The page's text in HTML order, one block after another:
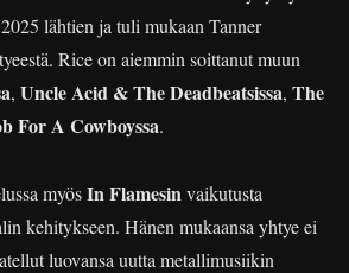
lähtien ja tuli mukaan Tanner
Rice on aiemmin soittanut muun
, Uncle Acid & The Deadbeatsissa, The
For A Cowboyssa.
myösIn Flamesinvaikutusta
kehitykseen. Hänen mukaansa yhtye ei
luovansa uutta metallimusiikin